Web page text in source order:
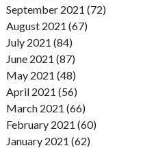
September 2021 (72)
August 2021 (67)
July 2021 (84)
June 2021 (87)
May 2021 (48)
April 2021 (56)
March 2021 (66)
February 2021 (60)
January 2021 (62)